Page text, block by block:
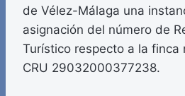
de Vélez-Málaga una
asignación del número de
Turístico respecto a la finca
CRU 29032000377238.